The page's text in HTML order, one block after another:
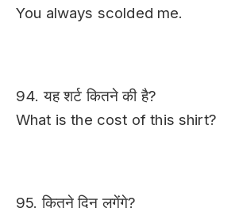
You always scolded me.
94. यह शर्ट कितने की है?
What is the cost of this shirt?
95. कितने दिन लगेंगे?